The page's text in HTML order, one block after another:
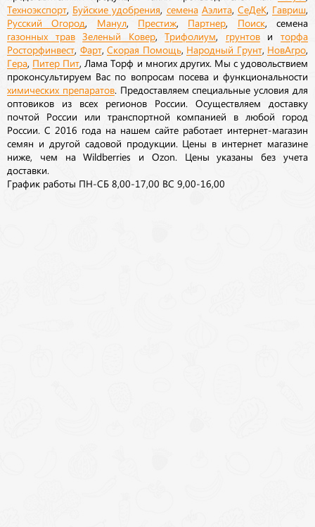
Техноэкспорт Буйские удобрения семена Аэлита, СеДеК Гавриш
Русский Огород Манул, Престиж Партнер Поиск, семена
газонных трав Зеленый Ковер,Трифолиум грунтовиторфа
Росторфинвест Фарт, Скорая Помощь Народный Грунт, НовАгро
Гера Питер Пит , Лама Торф и многих других. Мы с удовольствием
проконсультируем Вас по вопросам посева и функциональности
химических препаратов. Предоставляем специальные условия для
оптовиков из всех регионов России. Осуществляем доставку
почтой России или транспортной компанией в любой город
России. С 2016 года на нашем сайте работает интернет-магазин
семян и другой садовой продукции. Цены в интернет магазине
ниже, чем на Wildberries и Ozon. Цены указаны без учета
доставки.
График работы ПН-СБ 8,00-17,00 ВС 9,00-16,00